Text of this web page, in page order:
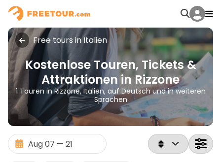
Free tours in Italien
Kostenlose Touren, Tickets &
Attraktionen in Rizzone
1 Touren in Rizzone, Italien, auf Deutsch und in weiteren
Sprachen